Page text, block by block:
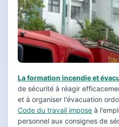
La formation incendie et
de sécurité à réagir
et à organiser l'évacuation
Code du travail impose à
personnel aux consignes de